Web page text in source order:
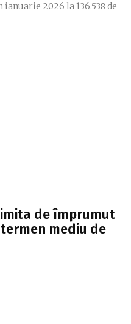
2026 la 136.538 de
de împrumut
mediu de